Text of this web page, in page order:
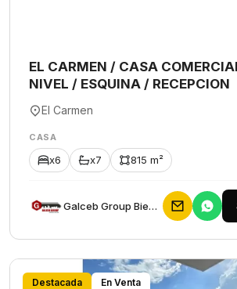
EL CARMEN / CASA
NIVEL / ESQUINA / RECEPCION
El Carmen
CASA
x6 x7 815 m²
Galceb Group Bienes Raices
Destacada En Venta